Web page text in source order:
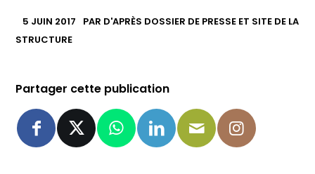
5 JUIN 2017 PAR D'APRÈS DOSSIER DE PRESSE ET SITE DE LA
STRUCTURE
Partager cette publication